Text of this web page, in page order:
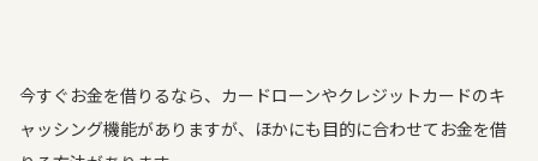
今すぐお金を借りるなら、カードローンやクレジットカードのキ
ャッシング機能がありますが、ほかにも目的に合わせてお金を借